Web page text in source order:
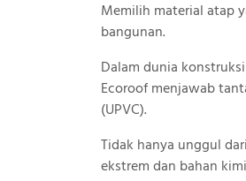
Memilih material atap
bangunan.
Dalam dunia
Ecoroof menjawab
(UPVC).
Tidak hanya unggul
ekstrem dan bahan